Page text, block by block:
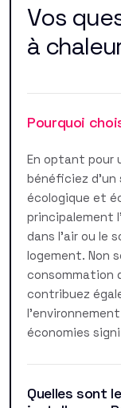
Vos
à
Pourquoi
En optant pour
bénéficiez d'un
écologique et
principalement
dans l'air ou le
logement. Non
consommation
contribuez
économies
Quelles sont